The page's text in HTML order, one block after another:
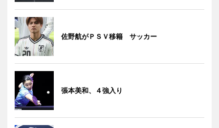
佐野航がＰＳＶ移籍 サッカー
張本美和、４強入り